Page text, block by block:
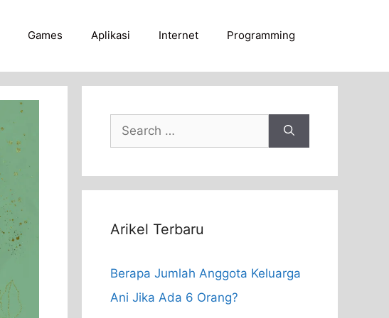
Games Aplikasi Internet Programming
Search
for:
Arikel Terbaru
Berapa Jumlah Anggota Keluarga
Ani Jika Ada 6 Orang?